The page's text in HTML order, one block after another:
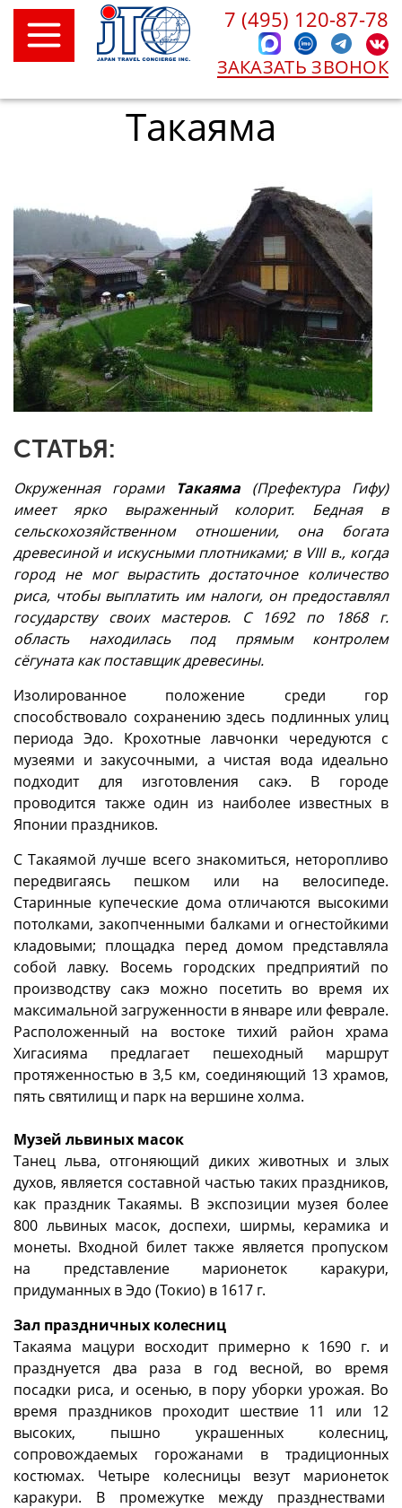
7 (495) 120-87-78
ЗАКАЗАТЬ ЗВОНОК
Такаяма
СТАТЬЯ:
Окруженная горами Такаяма (Префектура Гифу)
имеет ярко выраженный колорит. Бедная в
сельскохозяйственном отношении, она богата
древесиной и искусными плотниками; в VIII в., когда
го­род не мог вырастить достаточное количество
риса, чтобы вы­платить им налоги, он предоставлял
государству своих масте­ров. С 1692 по 1868 г.
область находилась под прямым контро­лем
сёгуната как поставщик древесины.
Изолированное поло­жение среди гор
способствовало сохранению здесь подлинных улиц
периода Эдо. Крохотные лавчонки чередуются с
музеями и закусочными, а чистая вода идеально
подходит для изготовления сакэ. В городе
проводится также один из наиболее известных в
Японии праздников.
С Такаямой лучше всего знакомиться, неторопливо
передвигаясь пешком или на велосипеде.
Старинные купеческие дома отличаются высокими
потолками, закопченными балками и огнестойкими
кладовыми; площадка перед домом представляла
собой лавку. Восемь городских предприятий по
производству сакэ можно посетить во время их
максимальной загруженности в январе или феврале.
Расположенный на востоке тихий район храма
Хигасияма предлагает пешеходный маршрут
протяженностью в 3,5 км, соединяющий 13 храмов,
пять святилищ и парк на вершине холма.
Музей львиных масок
Танец льва, отгоняющий диких животных и злых
духов, является составной частью таких праздников,
как праздник Такаямы. В экспозиции музея более
800 львиных масок, доспехи, ширмы, керамика и
монеты. Входной билет также является пропуском
на представление марионеток каракури,
придуманных в Эдо (Токио) в 1617 г.
Зал праздничных колесниц
Такаяма мацури восходит примерно к 1690 г. и
празднуется два раза в год весной, во время
посадки риса, и осенью, в пору уборки урожая. Во
время праздников проходит шествие 11 или 12
высоких, пышно украшенных колесниц,
сопровождаемых горожанами в традиционных
костюмах. Четыре колесницы везут марионеток
каракури. В промежутке между празднествами